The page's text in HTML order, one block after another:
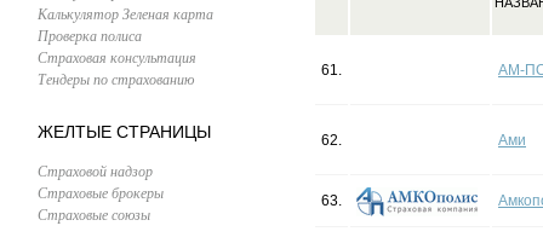
Калькулятор Зеленая карта
Проверка полиса
Страховая консультация
Тендеры по страхованию
ЖЕЛТЫЕ СТРАНИЦЫ
Страховой надзор
Страховые брокеры
Страховые союзы
61. АМ-
62. Ами
63.